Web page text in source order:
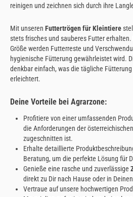
reinigen und zeichnen sich durch ihre
Mit unseren Futtertrögen für Kleintiere
stets frisches und sauberes Futter
Größe werden Futterreste und
hygienische Fütterung gewährleistet wird.
denkbar einfach, was die tägliche
erleichtert.
Deine Vorteile bei Agrarzone:
Profitiere von einer umfassenden
die Anforderungen der
zugeschnitten ist.
Erhalte detaillierte
Beratung, um die perfekte Lösung für
Genieße eine rasche und zuverlässige
direkt zu Dir nach Hause oder in
Vertraue auf unsere hochwertigen